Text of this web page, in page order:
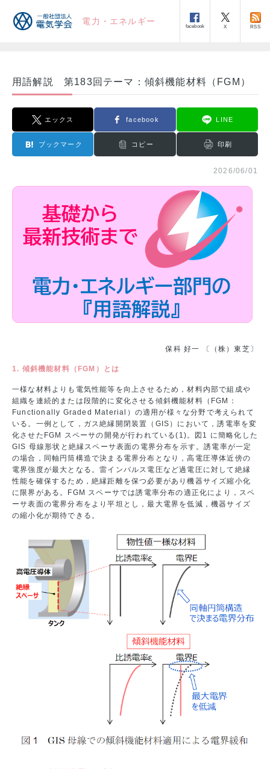
電力・エネルギー
facebook X RSS
用語解説 第183回テーマ：傾斜機能材料（FGM）
エックス facebook LINE
ブックマーク コピー 印刷
2026/06/01
保科 好一 〔（株）東芝〕
1. 傾斜機能材料（FGM）とは
一様な材料よりも電気性能等を向上させるため，材料内部で組成や
組織を連続的または段階的に変化させる傾斜機能材料（FGM：
Functionally Graded Material）の適用が様々な分野で考えられて
いる。一例として，ガス絶縁開閉装置（GIS）において，誘電率を変
化させたFGM スペーサの開発が行われている(1)。図1 に簡略化した
GIS 母線形状と絶縁スペーサ表面の電界分布を示す。誘電率が一定
の場合，同軸円筒構造で決まる電界分布となり，高電圧導体近傍の
電界強度が最大となる。雷インパルス電圧など過電圧に対して絶縁
性能を確保するため，絶縁距離を保つ必要があり機器サイズ縮小化
に限界がある。FGM スペーサでは誘電率分布の適正化により，スペ
ーサ表面の電界分布をより平坦とし，最大電界を低減，機器サイズ
の縮小化が期待できる。